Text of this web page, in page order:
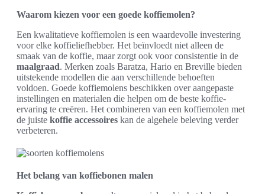
Waarom kiezen voor een goede koffiemolen?
Een kwalitatieve koffiemolen is een waardevolle investering
voor elke koffieliefhebber. Het beïnvloedt niet alleen de
smaak van de koffie, maar zorgt ook voor consistentie in de
maalgraad. Merken zoals Baratza, Hario en Breville bieden
uitstekende modellen die aan verschillende behoeften
voldoen. Goede koffiemolens beschikken over aangepaste
instellingen en materialen die helpen om de beste koffie-
ervaring te creëren. Het combineren van een koffiemolen met
de juiste koffie accessoires kan de algehele beleving verder
verbeteren.
Het belang van koffiebonen malen